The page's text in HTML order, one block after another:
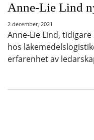
Anne-Lie Lind
2 december, 2021
Anne-Lie Lind,
hos
erfarenhet av